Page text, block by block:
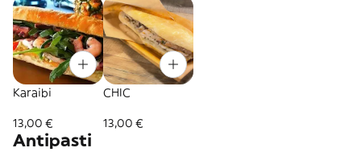
Karaibi
13,00 €
CHIC
13,00 €
Antipasti